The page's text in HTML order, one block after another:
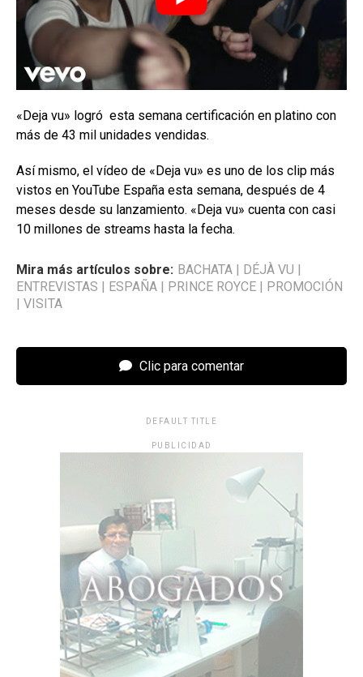
«Deja vu» logró esta semana certificación en platino con
más de 43 mil unidades vendidas.
Así mismo, el vídeo de «Deja vu» es uno de los clip más
vistos en YouTube España esta semana, después de 4
meses desde su lanzamiento. «Deja vu» cuenta con casi
10 millones de streams hasta la fecha.
Mira más artículos sobre: BACHATA | DÉJÀ VU |
ENTREVISTAS | ESPAÑA | PRINCE ROYCE | PROMOCIÓN
| VISITA
Clic para comentar
DEFAULT TITLE
PUBLICIDAD